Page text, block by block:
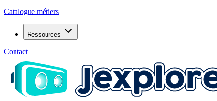
Catalogue métiers
Ressources
Contact